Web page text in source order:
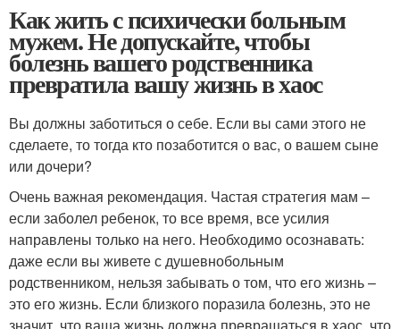
Как жить с психически больным
мужем. Не допускайте, чтобы
болезнь вашего родственника
превратила вашу жизнь в хаос
Вы должны заботиться о себе. Если вы сами этого не
сделаете, то тогда кто позаботится о вас, о вашем сыне
или дочери?
Очень важная рекомендация. Частая стратегия мам –
если заболел ребенок, то все время, все усилия
направлены только на него. Необходимо осознавать:
даже если вы живете с душевнобольным
родственником, нельзя забывать о том, что его жизнь –
это его жизнь. Если близкого поразила болезнь, это не